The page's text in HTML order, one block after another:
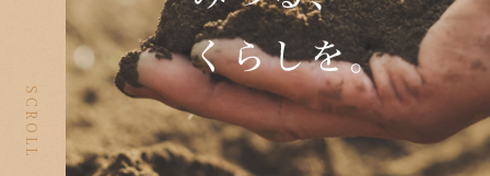
SCROLL